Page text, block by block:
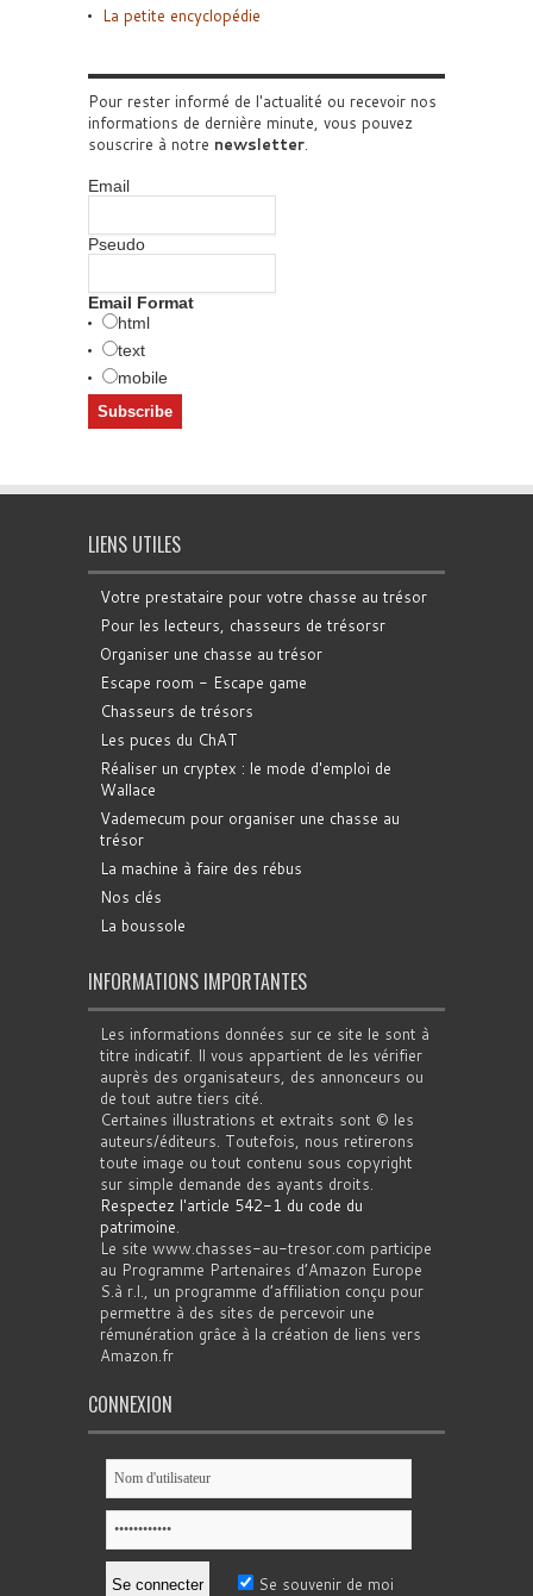
La petite encyclopédie
Pour rester informé de l'actualité ou recevoir nos
informations de dernière minute, vous pouvez
souscrire à notre newsletter.
Email
Pseudo
Email Format
html
text
mobile
LIENS UTILES
Votre prestataire pour votre chasse au trésor
Pour les lecteurs, chasseurs de trésorsr
Organiser une chasse au trésor
Escape room - Escape game
Chasseurs de trésors
Les puces du ChAT
Réaliser un cryptex : le mode d'emploi de
Wallace
Vademecum pour organiser une chasse au
trésor
La machine à faire des rébus
Nos clés
La boussole
INFORMATIONS IMPORTANTES
Les informations données sur ce site le sont à
titre indicatif. Il vous appartient de les vérifier
auprès des organisateurs, des annonceurs ou
de tout autre tiers cité.
Certaines illustrations et extraits sont © les
auteurs/éditeurs. Toutefois, nous retirerons
toute image ou tout contenu sous copyright
sur simple demande des ayants droits.
Respectez l'article 542-1 du code du
patrimoine.
Le site www.chasses-au-tresor.com participe
au Programme Partenaires d’Amazon Europe
S.à r.l., un programme d’affiliation conçu pour
permettre à des sites de percevoir une
rémunération grâce à la création de liens vers
Amazon.fr
CONNEXION
Se souvenir de moi